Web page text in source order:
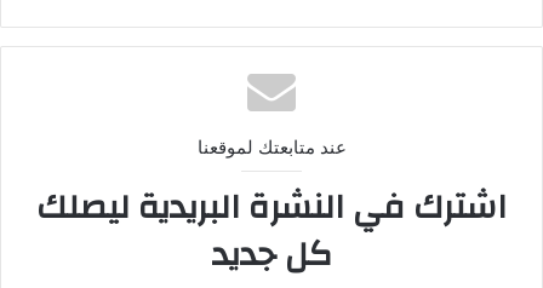
عند متابعتك لموقعنا
اشترك في النشرة البريدية ليصلك
كل جديد